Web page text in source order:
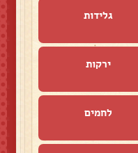
גלידות
ירקות
לחמים